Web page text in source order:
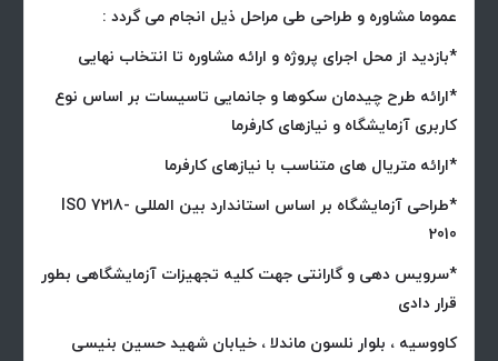
عموما مشاوره و طراحی طی مراحل ذیل انجام می گردد :
*بازدید از محل اجرای پروژه و ارائه مشاوره تا انتخاب نهایی
*ارائه طرح چیدمان سکوها و جانمایی تاسیسات بر اساس نوع
کاربری آزمایشگاه و نیازهای کارفرما
*ارائه متریال های متناسب با نیازهای کارفرما
*طراحی آزمایشگاه بر اساس استاندارد بین المللی ISO 7218-
2010
*سرویس دهی و گارانتی جهت کلیه تجهیزات آزمایشگاهی بطور
قرار دادی
کاووسیه ، بلوار نلسون ماندلا ، خیابان شهید حسین بنیسی